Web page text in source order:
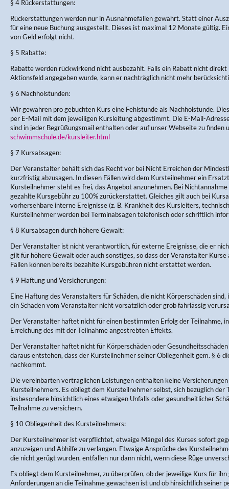
§ 4 Rückerstattungen:
Rückerstattungen werden nur in Ausnahmefällen gewährt. Statt einer
für eine neue Buchung ausgestellt. Dieses ist maximal 12 Monate gültig.
von Geld erfolgt nicht.
§ 5 Rabatte:
Rabatte werden rückwirkend nicht ausbezahlt. Falls ein Rabatt nicht direkt
Aktionsfeld angegeben wurde, kann er nachträglich nicht mehr
§ 6 Nachholstunden:
Wir gewähren pro gebuchten Kurs eine Fehlstunde als Nachholstunde.
per E-Mail mit dem jeweiligen Kursleitung abgestimmt. Die E-Mail-
sind in jeder Begrüßungsmail enthalten oder auf unser Webseite zu finden
schwimmschule.de/kursleiter.html
§ 7 Kursabsagen:
Der Veranstalter behält sich das Recht vor bei Nicht Erreichen der
kurzfristig abzusagen. In diesen Fällen wird dem Kursteilnehmer ein
Kursteilnehmer steht es frei, das Angebot anzunehmen. Bei
gezahlte Kursgebühr zu 100% zurückerstattet. Gleiches gilt auch bei
vorhersehbare interne Ereignisse (z. B. Krankheit des Kursleiters,
Kursteilnehmer werden bei Terminabsagen telefonisch oder schriftlich
§ 8 Kursabsagen durch höhere Gewalt:
Der Veranstalter ist nicht verantwortlich, für externe Ereignisse, die er
gilt für höhere Gewalt oder auch sonstiges, so dass der Veranstalter Kurse
Fällen können bereits bezahlte Kursgebühren nicht erstattet werden.
§ 9 Haftung und Versicherungen:
Eine Haftung des Veranstalters für Schäden, die nicht Körperschäden sind,
ein Schaden vom Veranstalter nicht vorsätzlich oder grob fahrlässig
Der Veranstalter haftet nicht für einen bestimmten Erfolg der Teilnahme,
Erreichung des mit der Teilnahme angestrebten Effekts.
Der Veranstalter haftet nicht für Körperschäden oder
daraus entstehen, dass der Kursteilnehmer seiner Obliegenheit gem. § 6
nachkommt.
Die vereinbarten vertraglichen Leistungen enthalten keine Versicherungen
Kursteilnehmers. Es obliegt dem Kursteilnehmer selbst, sich bezüglich der
insbesondere hinsichtlich eines etwaigen Unfalls oder gesundheitlicher
Teilnahme zu versichern.
§ 10 Obliegenheit des Kursteilnehmers:
Der Kursteilnehmer ist verpflichtet, etwaige Mängel des Kurses sofort
anzuzeigen und Abhilfe zu verlangen. Etwaige Ansprüche des
die nicht gerügt wurden, entfallen nur dann nicht, wenn diese Rüge
Es obliegt dem Kursteilnehmer, zu überprüfen, ob der jeweilige Kurs für
Anforderungen an die Teilnahme gewachsen ist und ob hinsichtlich seiner